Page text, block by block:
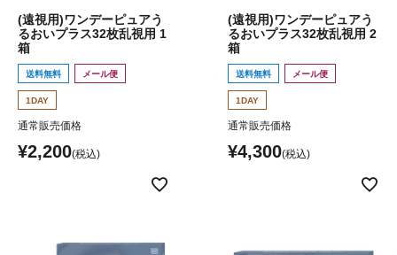
(遠視用)ワンデーピュアう
るおいプラス32枚乱視用 1
箱
送料無料 メール便
1DAY
通常販売価格
¥2,200
(遠視用)ワンデーピュアう
るおいプラス32枚乱視用 2
箱
送料無料 メール便
1DAY
通常販売価格
¥4,300